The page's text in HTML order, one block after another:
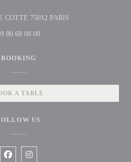
COTTE 75012 PARIS((opens in a new
80 68 08 08
BOOKING
A TABLE
US
Facebook ((opens in a new window))
Instagram ((opens in a new